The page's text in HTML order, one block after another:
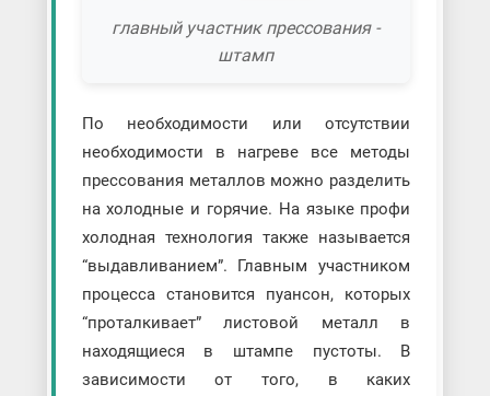
главный участник прессования -
штамп
По необходимости или отсутствии
необходимости в нагреве все методы
прессования металлов можно разделить
на холодные и горячие. На языке профи
холодная технология также называется
“выдавливанием”. Главным участником
процесса становится пуансон, которых
“проталкивает” листовой металл в
находящиеся в штампе пустоты. В
зависимости от того, в каких